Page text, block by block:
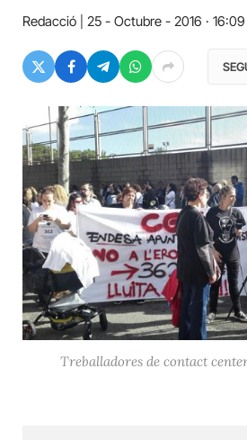
Redacció 25 - Octubre - 2016 · 16:09
Treballadores de contact